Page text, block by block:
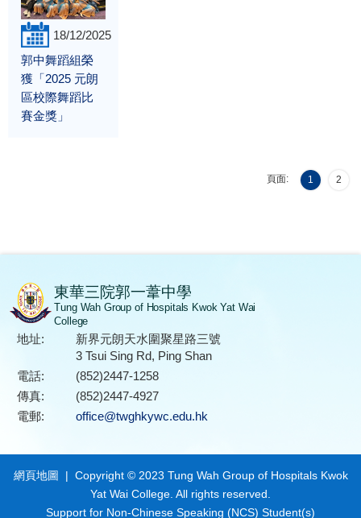
18/12/2025
郭中舞蹈組榮
獲「2025 元朗
區校際舞蹈比
賽金獎」
頁面: 1 2
東華三院郭一葦中學
Tung Wah Group of Hospitals Kwok Yat Wai
College
地址:
新界元朗天水圍聚星路三號
3 Tsui Sing Rd, Ping Shan
電話:
(852)2447-1258
傳真:
(852)2447-4927
電郵:
office@twghkywc.edu.hk
網頁地圖 | Copyright © 2023 Tung Wah Group of Hospitals Kwok
Yat Wai College. All rights reserved.
Support for Non-Chinese Speaking (NCS) Student(s)